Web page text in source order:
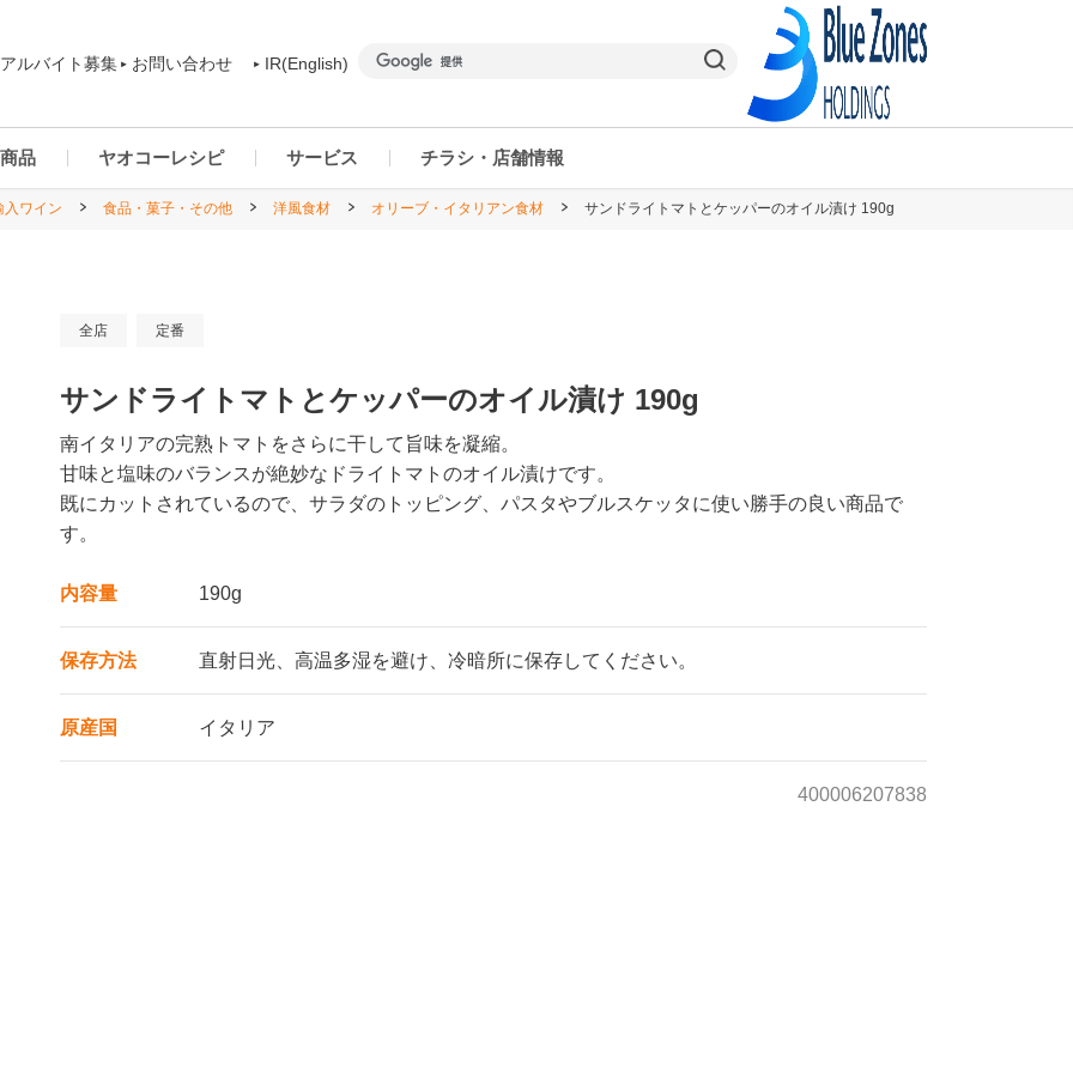
ルバイト募集 お問い合わせ IR(English)
品 ヤオコーレシピ サービス チラシ・店舗情報
入ワイン 食品・菓子・その他 洋風食材 オリーブ・イタリアン食材 サンドライトマトとケッパーのオイル漬け 190g
全店 定番
サンドライトマトとケッパーのオイル漬け 190g
南イタリアの完熟トマトをさらに干して旨味を凝縮。
甘味と塩味のバランスが絶妙なドライトマトのオイル漬けです。
既にカットされているので、サラダのトッピング、パスタやブルスケッタに使い勝手の良い商品で
す。
内容量 190g
保存方法 直射日光、高温多湿を避け、冷暗所に保存してください。
原産国 イタリア
400006207838